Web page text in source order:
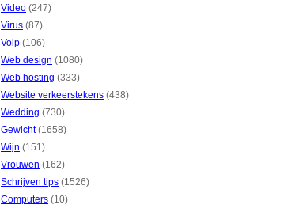
Video (247)
Virus (87)
Voip (106)
Web design (1080)
Web hosting (333)
Website verkeerstekens (438)
Wedding (730)
Gewicht(1658)
Wijn (151)
Vrouwen (162)
Schrijven tips (1526)
Computers (10)